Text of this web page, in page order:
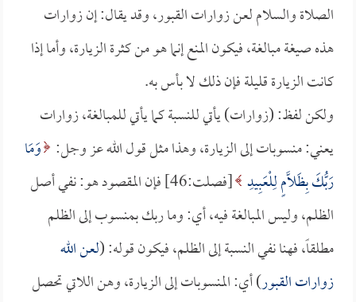
الصلاة والسلام لعن زوارات القبور، وقد يقال: إن زوارات
هذه صيغة مبالغة، فيكون المنع إنما هو من كثرة الزيارة، وأما إذا
كانت الزيارة قليلة فإن ذلك لا بأس به.
ولكن لفظ: (زوارات) يأتي للنسبة كما يأتي للمبالغة، زوارات
يعني: منسوبات إلى الزيارة، وهذا مثل قول الله عز وجل: وَمَا
رَبُّكَ بِظَلَّامٍ لِلْعَبِيدِ
[فصلت:46] فإن المقصود هو: نفي أصل
الظلم، وليس المبالغة فيه، أي: وما ربك بمنسوب إلى الظلم
مطلقاً، فهنا نفي النسبة إلى الظلم، فيكون قوله: (لعن الله
زوارات القبور) أي: المنسوبات إلى الزيارة، وهن اللاتي تحصل